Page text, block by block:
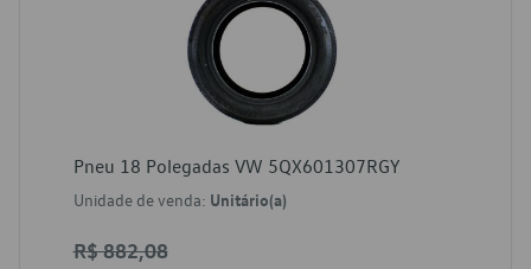
Pneu 18 Polegadas VW 5QX601307RGY
Unidade de venda: Unitário(a)
R$ 882,08